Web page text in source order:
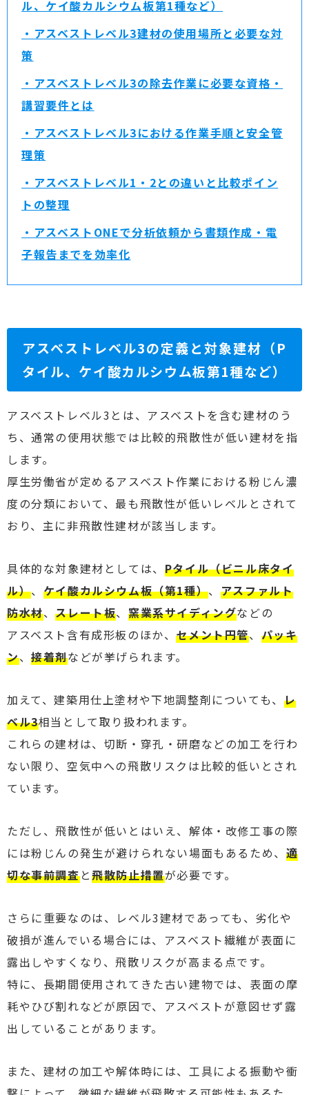
ル、ケイ酸カルシウム板第1種など）
・アスベストレベル3建材の使用場所と必要な対
策
・アスベストレベル3の除去作業に必要な資格・
講習要件とは
・アスベストレベル3における作業手順と安全管
理策
・アスベストレベル1・2との違いと比較ポイン
トの整理
・アスベストONEで分析依頼から書類作成・電
子報告までを効率化
アスベストレベル3の定義と対象建材（P
タイル、ケイ酸カルシウム板第1種など）
アスベストレベル3とは、アスベストを含む建材のう
ち、通常の使用状態では比較的飛散性が低い建材を指
します。
厚生労働省が定めるアスベスト作業における粉じん濃
度の分類において、最も飛散性が低いレベルとされて
おり、主に非飛散性建材が該当します。
具体的な対象建材としては、 Pタイル（ビニル床タイ
ル）、 ケイ酸カルシウム板（第1種）、 アスファルト
防水材、スレート板、窯業系サイディングなどの
アスベスト含有成形板のほか、セメント円管、 パッキ
ン、接着剤などが挙げられます。
加えて、建築用仕上塗材や下地調整剤についても、 レ
ベル3相当として取り扱われます。
これらの建材は、切断・穿孔・研磨などの加工を行わ
ない限り、空気中への飛散リスクは比較的低いとされ
ています。
ただし、飛散性が低いとはいえ、解体・改修工事の際
には粉じんの発生が避けられない場面もあるため、 適
切な事前調査と飛散防止措置が必要です。
さらに重要なのは、レベル3建材であっても、劣化や
破損が進んでいる場合には、アスベスト繊維が表面に
露出しやすくなり、飛散リスクが高まる点です。
特に、長期間使用されてきた古い建物では、表面の摩
耗やひび割れなどが原因で、アスベストが意図せず露
出していることがあります。
また、建材の加工や解体時には、工具による振動や衝